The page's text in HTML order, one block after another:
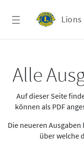
Lions
Alle
Auf dieser Seite
können als PDF
Die neueren
über welche